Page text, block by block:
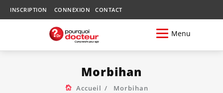
INSCRIPTION CONNEXION CONTACT
Menu
Morbihan
Accueil Morbihan